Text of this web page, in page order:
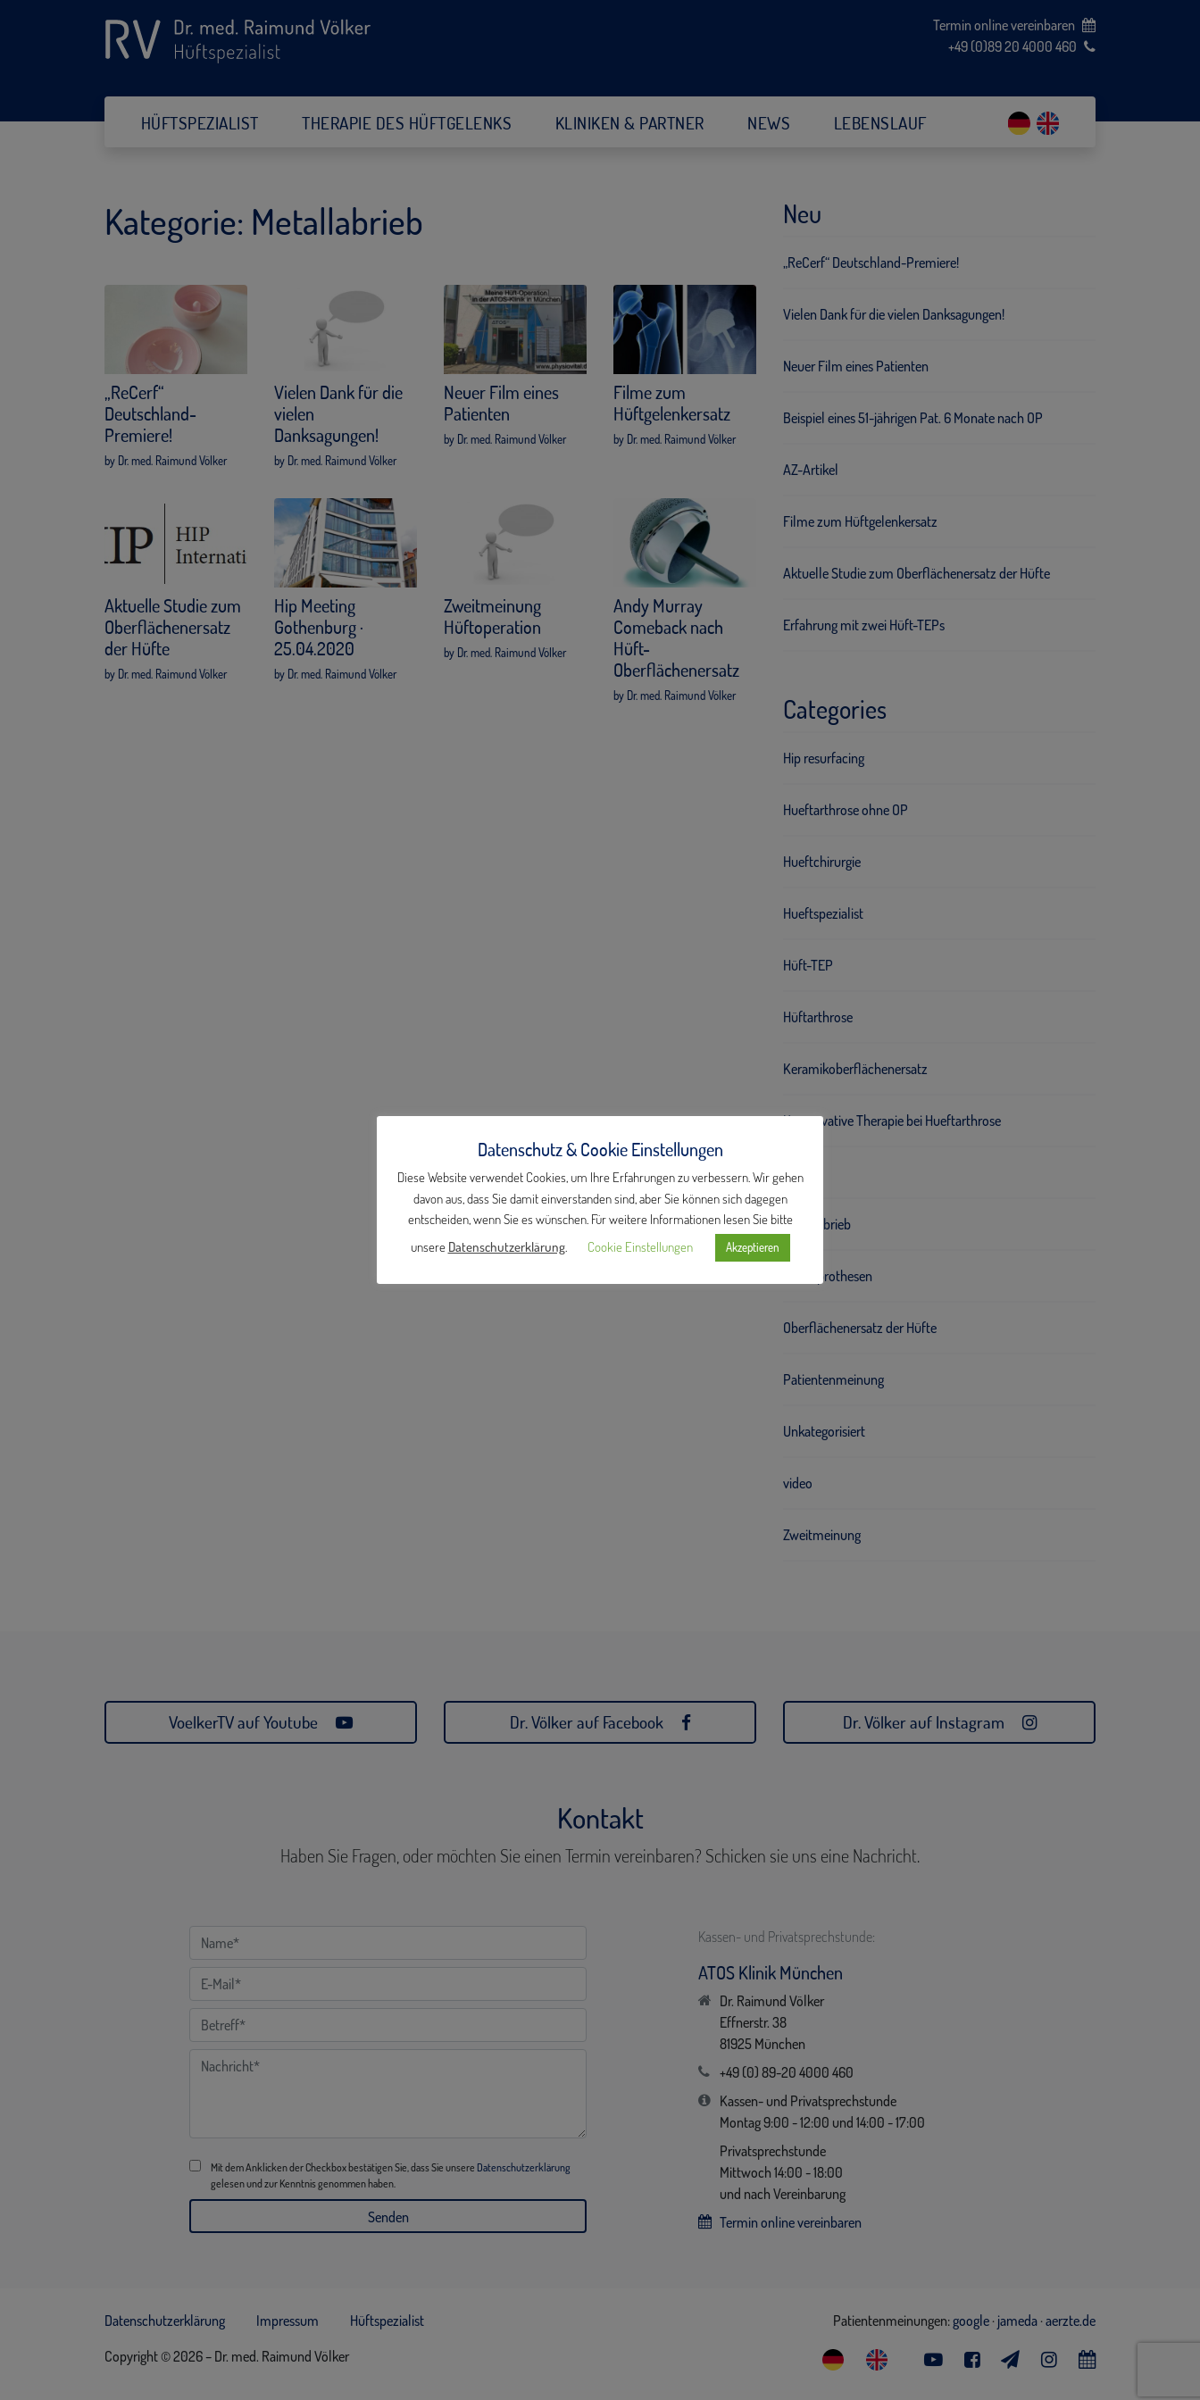
Termin online vereinbaren
+49 (0)89 20 4000 460
HÜFTSPEZIALIST THERAPIE DES HÜFTGELENKS KLINIKEN & PARTNER NEWS LEBENSLAUF
Kategorie: Metallabrieb
„ReCerf“
Deutschland-
Premiere!
by Dr. med. Raimund Völker
Vielen Dank für die
vielen
Danksagungen!
by Dr. med. Raimund Völker
Neuer Film eines
Patienten
by Dr. med. Raimund Völker
Filme zum
Hüftgelenkersatz
by Dr. med. Raimund Völker
Aktuelle Studie zum
Oberflächenersatz
der Hüfte
by Dr. med. Raimund Völker
Hip Meeting
Gothenburg ·
25.04.2020
by Dr. med. Raimund Völker
Zweitmeinung
Hüftoperation
by Dr. med. Raimund Völker
Andy Murray
Comeback nach
Hüft-
Oberflächenersatz
by Dr. med. Raimund Völker
Neu
„ReCerf“ Deutschland-Premiere!
Vielen Dank für die vielen Danksagungen!
Neuer Film eines Patienten
Beispiel eines 51-jährigen Pat. 6 Monate nach OP
AZ-Artikel
Filme zum Hüftgelenkersatz
Aktuelle Studie zum Oberflächenersatz der Hüfte
Erfahrung mit zwei Hüft-TEPs
Categories
Hip resurfacing
Hueftarthrose ohne OP
Hueftchirurgie
Hueftspezialist
Hüft-TEP
Hüftarthrose
Keramikoberflächenersatz
Konservative Therapie bei Hueftarthrose
MBST
Metallabrieb
Metallprothesen
Oberflächenersatz der Hüfte
Patientenmeinung
Unkategorisiert
video
Zweitmeinung
VoelkerTV auf Youtube Dr. Völker auf Facebook Dr. Völker auf Instagram
Kontakt
Haben Sie Fragen, oder möchten Sie einen Termin vereinbaren? Schicken sie uns eine Nachricht.
Mit dem Anklicken der Checkbox bestätigen Sie, dass Sie unsere Datenschutzerklärung
gelesen und zur Kenntnis genommen haben.
Kassen- und Privatsprechstunde:
ATOS Klinik München
Dr. Raimund Völker
Effnerstr. 38
81925 München
+49 (0) 89-20 4000 460
Kassen- und Privatsprechstunde
Montag 9:00 - 12:00 und 14:00 - 17:00
Privatsprechstunde
Mittwoch 14:00 - 18:00
und nach Vereinbarung
Termin online vereinbaren
Datenschutzerklärung Impressum Hüftspezialist Patientenmeinungen:google · jameda ·aerzte.de
Copyright © 2026 – Dr. med. Raimund Völker
Datenschutz & Cookie Einstellungen
Diese Website verwendet Cookies, um Ihre Erfahrungen zu verbessern. Wir gehen
davon aus, dass Sie damit einverstanden sind, aber Sie können sich dagegen
entscheiden, wenn Sie es wünschen. Für weitere Informationen lesen Sie bitte
unsere Datenschutzerklärung. Cookie Einstellungen Akzeptieren